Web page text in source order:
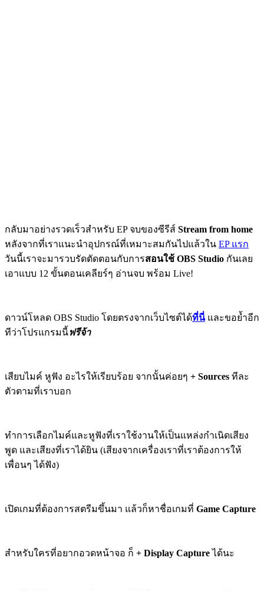
กลับมาอย่างรวดเร็วสำหรับ EP จบของซีรีส์ Stream from home
หลังจากที่เราแนะนำอุปกรณ์ที่เหมาะสมกันไปแล้วใน EP แรก
วันนี้เราจะมารวบรัดตัดตอนกับการสอนใช้ OBS Studio กันเลย
เอาแบบ 12 ขั้นตอนเคลียร์ๆ อ่านจบ พร้อม Live!
ดาวน์โหลด OBS Studio โดยตรงจากเว็บไซต์ได้ที่นี่และขอย้ำอีก
ทีว่าโปรแกรมนี้ฟรีจ้า
เสียบไมค์ หูฟัง อะไรให้เรียบร้อย จากนั้นค่อยๆ + Sources ทีละ
ตัวตามที่เราบอก
ทำการเลือกไมค์และหูฟังที่เราใช้งานให้เป็นแหล่งกำเนิดเสียง
พูด และเสียงที่เราได้ยิน (เสียงจากเครื่องเราที่เราต้องการให้
เพื่อนๆ ได้ฟัง)
เปิดเกมที่ต้องการสตรีมขึ้นมา แล้วก็หาชื่อเกมที่ Game Capture
สำหรับใครที่อยากอวดหน้าจอ ก็ + Display Captureได้นะ